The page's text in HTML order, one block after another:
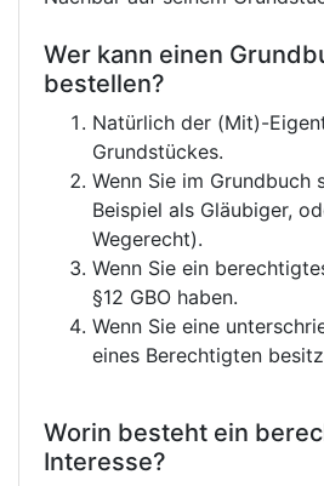
Wer kann einen
bestellen?
Natürlich der (Mit)-
Grundstückes.
Wenn Sie im Grundbuch
Beispiel als Gläubiger,
Wegerecht).
Wenn Sie ein
§12 GBO haben.
Wenn Sie eine
eines Berechtigten
Worin besteht ein
Interesse?